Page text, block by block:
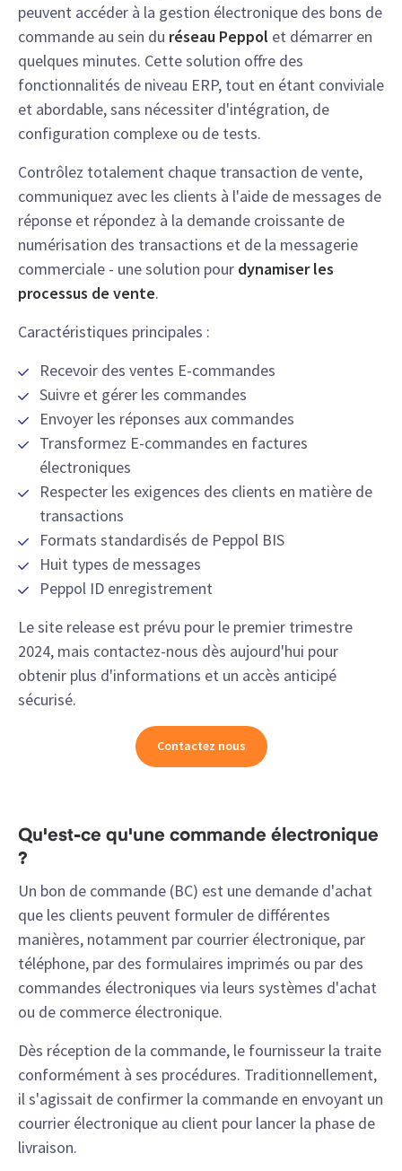
peuvent accéder à la gestion électronique des bons de
commande au sein du réseau Peppol et démarrer en
quelques minutes. Cette solution offre des
fonctionnalités de niveau ERP, tout en étant conviviale
et abordable, sans nécessiter d'intégration, de
configuration complexe ou de tests.
Contrôlez totalement chaque transaction de vente,
communiquez avec les clients à l'aide de messages de
réponse et répondez à la demande croissante de
numérisation des transactions et de la messagerie
commerciale - une solution pour dynamiser les
processus de vente.
Caractéristiques principales :
Recevoir des ventes E-commandes
Suivre et gérer les commandes
Envoyer les réponses aux commandes
Transformez E-commandes en factures
électroniques
Respecter les exigences des clients en matière de
transactions
Formats standardisés de Peppol BIS
Huit types de messages
Peppol ID enregistrement
Le site release est prévu pour le premier trimestre
2024, mais contactez-nous dès aujourd'hui pour
obtenir plus d'informations et un accès anticipé
sécurisé.
Contactez nous
Qu'est-ce qu'une commande électronique
?
Un bon de commande (BC) est une demande d'achat
que les clients peuvent formuler de différentes
manières, notamment par courrier électronique, par
téléphone, par des formulaires imprimés ou par des
commandes électroniques via leurs systèmes d'achat
ou de commerce électronique.
Dès réception de la commande, le fournisseur la traite
conformément à ses procédures. Traditionnellement,
il s'agissait de confirmer la commande en envoyant un
courrier électronique au client pour lancer la phase de
livraison.